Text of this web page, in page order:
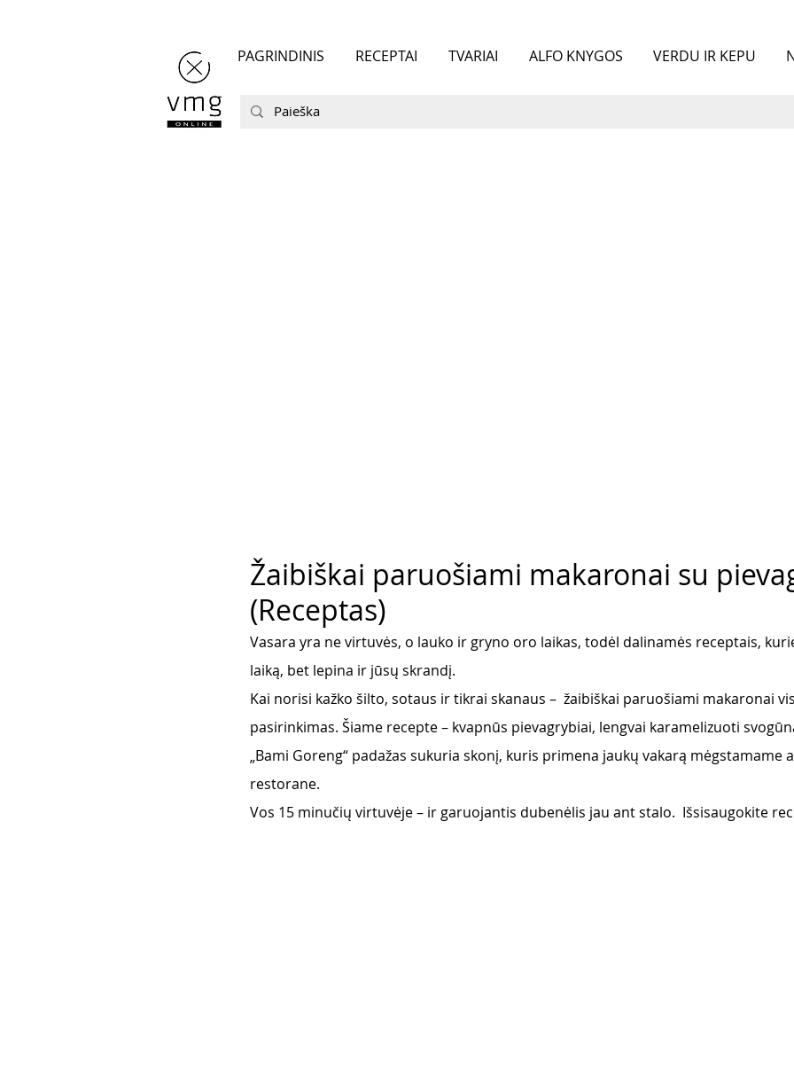
PAGRINDINIS RECEPTAI TVARIAI ALFO KNYGOS VERDU IR KEPU
Žaibiškai paruošiami makaronai su
(Receptas)
Vasara yra ne virtuvės, o lauko ir gryno oro laikas, todėl dalinamės receptais,
laiką, bet lepina ir jūsų skrandį.
Kai norisi kažko šilto, sotaus ir tikrai skanaus –  žaibiškai paruošiami makaronai
pasirinkimas. Šiame recepte – kvapnūs pievagrybiai, lengvai karamelizuoti
„Bami Goreng“ padažas sukuria skonį, kuris primena jaukų vakarą mėgstamame
restorane.
Vos 15 minučių virtuvėje – ir garuojantis dubenėlis jau ant stalo.  Išsisaugokite